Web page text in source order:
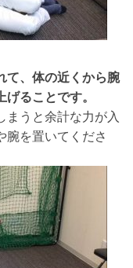
て、体の近くから腕
ることです。
まうと余計な力が入
腕を置いてくださ